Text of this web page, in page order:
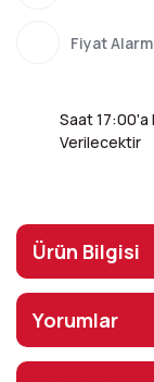
Fiyat
Saat 17:00'a
Verilecektir
Ürün Bilgisi
Yorumlar